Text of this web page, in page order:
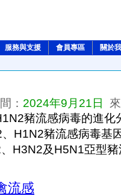
服務與支援 會員專區
關於
： 2024年9月21日
豬流感病毒的進化
H1N2豬流感病毒基
H3N2及H5N1亞型
流感